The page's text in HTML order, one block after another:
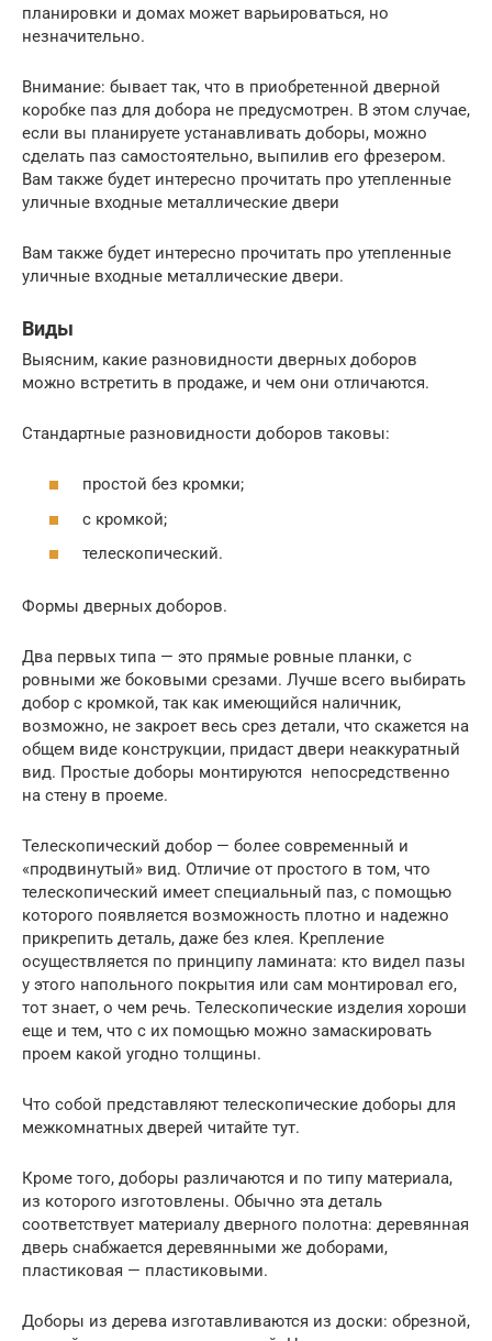
планировки и домах может варьироваться, но
незначительно.
Внимание: бывает так, что в приобретенной дверной
коробке паз для добора не предусмотрен. В этом случае,
если вы планируете устанавливать доборы, можно
сделать паз самостоятельно, выпилив его фрезером.
Вам также будет интересно прочитать про утепленные
уличные входные металлические двери
Вам также будет интересно прочитать про утепленные
уличные входные металлические двери.
Виды
Выясним, какие разновидности дверных доборов
можно встретить в продаже, и чем они отличаются.
Стандартные разновидности доборов таковы:
простой без кромки;
с кромкой;
телескопический.
Формы дверных доборов.
Два первых типа — это прямые ровные планки, с
ровными же боковыми срезами. Лучше всего выбирать
добор с кромкой, так как имеющийся наличник,
возможно, не закроет весь срез детали, что скажется на
общем виде конструкции, придаст двери неаккуратный
вид. Простые доборы монтируются непосредственно
на стену в проеме.
Телескопический добор — более современный и
«продвинутый» вид. Отличие от простого в том, что
телескопический имеет специальный паз, с помощью
которого появляется возможность плотно и надежно
прикрепить деталь, даже без клея. Крепление
осуществляется по принципу ламината: кто видел пазы
у этого напольного покрытия или сам монтировал его,
тот знает, о чем речь. Телескопические изделия хороши
еще и тем, что с их помощью можно замаскировать
проем какой угодно толщины.
Что собой представляют телескопические доборы для
межкомнатных дверей читайте тут.
Кроме того, доборы различаются и по типу материала,
из которого изготовлены. Обычно эта деталь
соответствует материалу дверного полотна: деревянная
дверь снабжается деревянными же доборами,
пластиковая — пластиковыми.
Доборы из дерева изготавливаются из доски: обрезной,